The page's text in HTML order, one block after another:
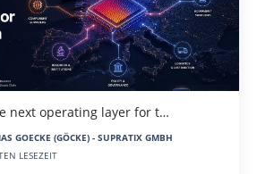
next operating layer for t…
GOECKE (GÖCKE) - SUPRATIX GMBH
LESEZEIT